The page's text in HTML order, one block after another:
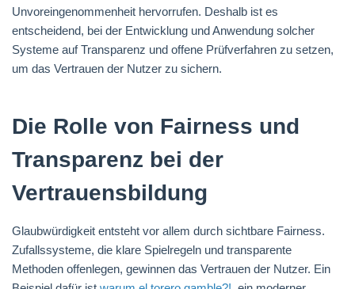
Unvoreingenommenheit hervorrufen. Deshalb ist es
entscheidend, bei der Entwicklung und Anwendung solcher
Systeme auf Transparenz und offene Prüfverfahren zu setzen,
um das Vertrauen der Nutzer zu sichern.
Die Rolle von Fairness und
Transparenz bei der
Vertrauensbildung
Glaubwürdigkeit entsteht vor allem durch sichtbare Fairness.
Zufallssysteme, die klare Spielregeln und transparente
Methoden offenlegen, gewinnen das Vertrauen der Nutzer. Ein